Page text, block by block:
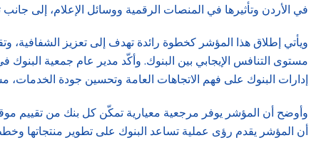
في الأردن وتأثيرها في المنصات الرقمية ووسائل الإعلام، إلى
ويأتي إطلاق هذا المؤشر كخطوة رائدة تهدف إلى تعزيز الشفافية،
مستوى التنافس الإيجابي بين البنوك. وأكّد مدير عام جمعية البنوك
إدارات البنوك على فهم الاتجاهات العامة وتحسين جودة الخدمات،
وأوضح أن المؤشر يوفر مرجعية معيارية تمكّن كل بنك من تقييم
أن المؤشر يقدم رؤى عملية تساعد البنوك على تطوير منتجاتها وخططها